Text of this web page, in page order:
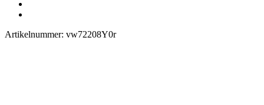
Artikelnummer: vw72208Y0r